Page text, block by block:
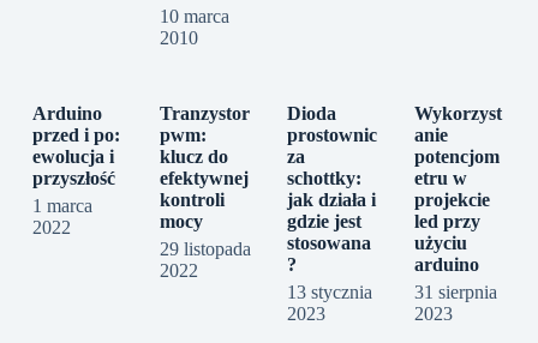
10 marca
2010
Arduino
przed i po:
ewolucja i
przyszłość
1 marca
2022
Tranzystor
pwm:
klucz do
efektywnej
kontroli
mocy
29 listopada
2022
Dioda
prostownic
za
schottky:
jak działa i
gdzie jest
stosowana
?
13 stycznia
2023
Wykorzyst
anie
potencjom
etru w
projekcie
led przy
użyciu
arduino
31 sierpnia
2023